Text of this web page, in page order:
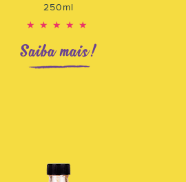
250ml
★★★★★
Saiba mais!